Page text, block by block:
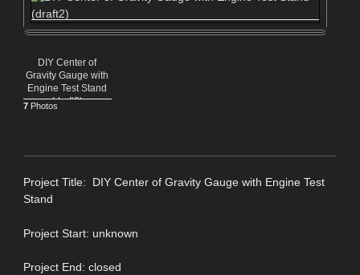
DIY Center of
Gravity Gauge with
Engine Test Stand
(draft2)
7Photos
Project Title: DIY Center of Gravity Gauge with Engine Test
Stand
Project Start: unknown
Project End: closed